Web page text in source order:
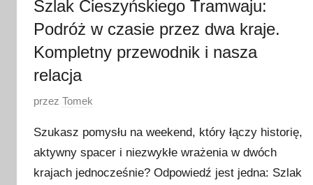
Szlak Cieszyńskiego Tramwaju:
Podróż w czasie przez dwa kraje.
Kompletny przewodnik i nasza
relacja
O
u
b
l
przez Tomek
Szukasz pomysłu na weekend, który łączy historię,
aktywny spacer i niezwykłe wrażenia w dwóch
krajach jednocześnie? Odpowiedź jest jedna: Szlak